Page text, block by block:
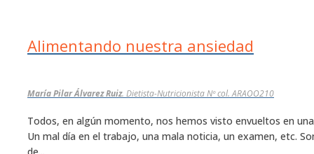
Alimentando nuestra ansiedad
María Pilar Álvarez Ruiz. Dietista-Nutricionista Nº col. ARAOO210
Todos, en algún momento, nos hemos visto envueltos en
Un mal día en el trabajo, una mala noticia, un examen, etc.